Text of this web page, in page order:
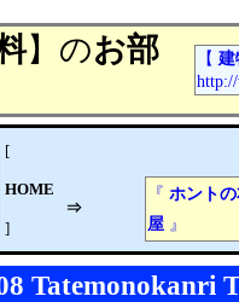
】のお部
【 建
[
HOME
]
⇒
『 ホント
屋 』
Tatemonokanri